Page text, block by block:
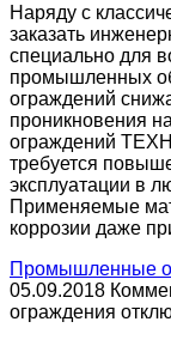
Наряду с
заказать
специально для
промышленных
ограждений
проникновения
ограждений
требуется
эксплуатации в
Применяемые
коррозии даже
Промышленные
05.09.2018
ограждения